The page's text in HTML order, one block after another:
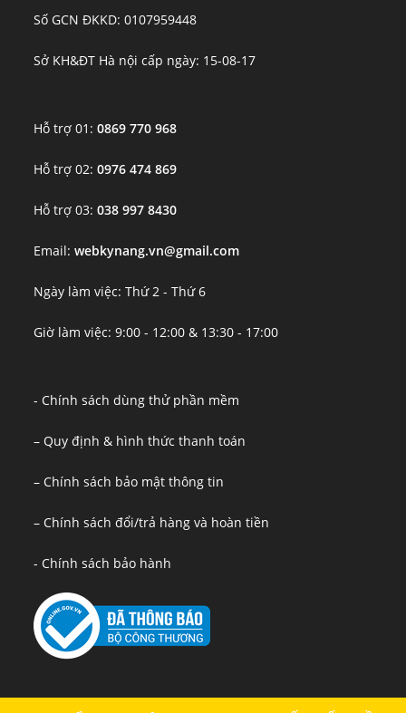
Số GCN ĐKKD: 0107959448
Sở KH&ĐT Hà nội cấp ngày: 15-08-17
Hỗ trợ 01:0869 770 968
Hỗ trợ 02:0976 474 869
Hỗ trợ 03:038 997 8430
Email:webkynang.vn@gmail.com
Ngày làm việc: Thứ 2 - Thứ 6
Giờ làm việc: 9:00 - 12:00 & 13:30 - 17:00
- Chính sách dùng thử phần mềm
– Quy định & hình thức thanh toán
– Chính sách bảo mật thông tin
– Chính sách đổi/trả hàng và hoàn tiền
- Chính sách bảo hành